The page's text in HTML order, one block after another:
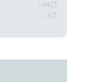
» 169
» 5